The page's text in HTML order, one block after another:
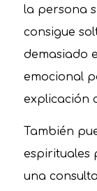
la persona
consigue
demasiado
emocional
explicación
También
espirituales
una